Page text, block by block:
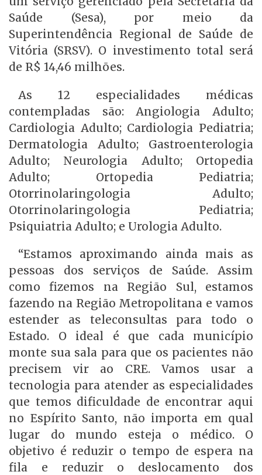
Saúde (Sesa), por meio da
Superintendência Regional de Saúde de
Vitória (SRSV). O investimento total será
de R$ 14,46 milhões.
As 12 especialidades médicas
contempladas são: Angiologia Adulto;
Cardiologia Adulto; Cardiologia Pediatria;
Dermatologia Adulto; Gastroenterologia
Adulto; Neurologia Adulto; Ortopedia
Adulto; Ortopedia Pediatria;
Otorrinolaringologia Adulto;
Otorrinolaringologia Pediatria;
Psiquiatria Adulto; e Urologia Adulto.
“Estamos aproximando ainda mais as
pessoas dos serviços de Saúde. Assim
como fizemos na Região Sul, estamos
fazendo na Região Metropolitana e vamos
estender as teleconsultas para todo o
Estado. O ideal é que cada município
monte sua sala para que os pacientes não
precisem vir ao CRE. Vamos usar a
tecnologia para atender as especialidades
que temos dificuldade de encontrar aqui
no Espírito Santo, não importa em qual
lugar do mundo esteja o médico. O
objetivo é reduzir o tempo de espera na
fila e reduzir o deslocamento dos